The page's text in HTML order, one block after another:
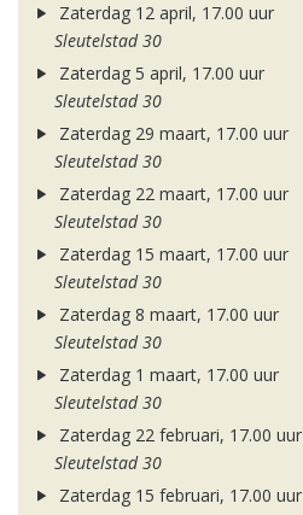
Zaterdag 12 april, 17.00 uur
Sleutelstad 30
Zaterdag 5 april, 17.00 uur
Sleutelstad 30
Zaterdag 29 maart, 17.00 uur
Sleutelstad 30
Zaterdag 22 maart, 17.00 uur
Sleutelstad 30
Zaterdag 15 maart, 17.00 uur
Sleutelstad 30
Zaterdag 8 maart, 17.00 uur
Sleutelstad 30
Zaterdag 1 maart, 17.00 uur
Sleutelstad 30
Zaterdag 22 februari, 17.00 uur
Sleutelstad 30
Zaterdag 15 februari, 17.00 uur